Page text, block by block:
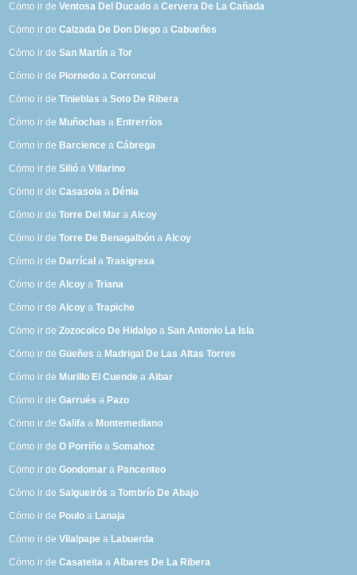
Cómo ir deVentosa Del Ducado aCervera De La Cañada
Cómo ir deCalzada De Don Diego aCabueñes
Cómo ir deSan Martín aTor
Cómo ir de Piornedo aCorroncui
Cómo ir deTinieblas aSoto De Ribera
Cómo ir de Muñochas a Entrerríos
Cómo ir de Barcience aCábrega
Cómo ir deSilió aVillarino
Cómo ir deCasasola a Dénia
Cómo ir deTorre Del Mar aAlcoy
Cómo ir deTorre De Benagalbón aAlcoy
Cómo ir de Darrícal aTrasigrexa
Cómo ir deAlcoy aTriana
Cómo ir deAlcoy aTrapiche
Cómo ir deZozocolco De Hidalgo aSan Antonio La Isla
Cómo ir deGüeñes a Madrigal De Las Altas Torres
Cómo ir de Murillo El Cuende aAibar
Cómo ir deGarrués a Pazo
Cómo ir deGalifa a Montemediano
Cómo ir deO Porriño aSomahoz
Cómo ir deGondomar a Pancenteo
Cómo ir deSalgueirós aTombrío De Abajo
Cómo ir de Poulo a Lanaja
Cómo ir deVilalpape a Labuerda
Cómo ir deCasateita aAlbares De La Ribera